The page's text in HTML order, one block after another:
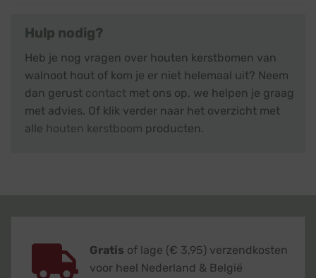
Hulp nodig?
Heb je nog vragen over houten kerstbomen van
walnoot hout of kom je er niet helemaal uit? Neem
dan gerust contact met ons op, we helpen je graag
met advies. Of klik verder naar het overzicht met
alle houten kerstboom producten.
Gratis of lage (€ 3,95) verzendkosten
voor heel Nederland & België